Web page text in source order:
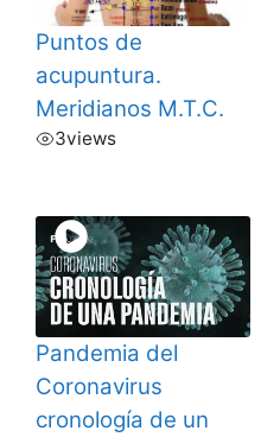
Puntos de
acupuntura.
Meridianos M.T.C.
3views
Pandemia del
Coronavirus
cronología de un